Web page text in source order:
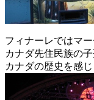
フィナーレではマ
カナダ先住民族の
カナダの歴史を感